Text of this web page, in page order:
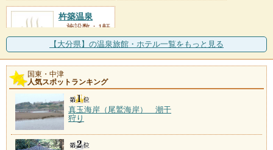
杵築温泉
施設数：1軒
【大分県】の温泉旅館・ホテル一覧をもっと見る
国東・中津
人気スポットランキング
真玉海岸（尾鷲海岸） 潮干
狩り